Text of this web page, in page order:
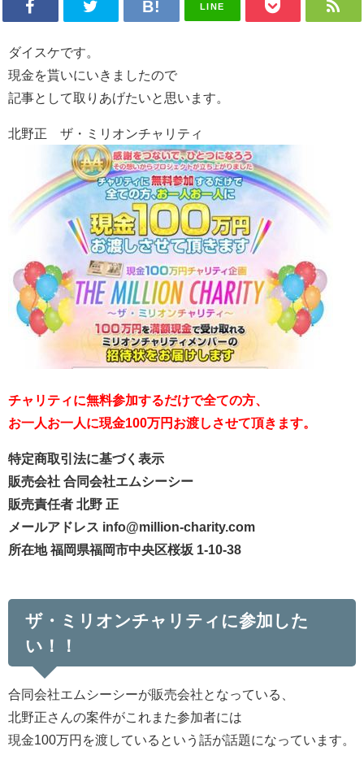
LINE
ダイスケです。
現金を貰いにいきましたので
記事として取りあげたいと思います。
北野正 ザ・ミリオンチャリティ
チャリティに無料参加するだけで全ての方、
お一人お一人に現金100万円お渡しさせて頂きます。
特定商取引法に基づく表示
販売会社 合同会社エムシーシー
販売責任者 北野 正
メールアドレス info@million-charity.com
所在地 福岡県福岡市中央区桜坂 1-10-38
ザ・ミリオンチャリティに参加した
い！！
合同会社エムシーシーが販売会社となっている、
北野正さんの案件がこれまた参加者には
現金100万円を渡しているという話が話題になっています。